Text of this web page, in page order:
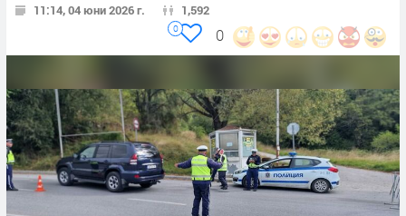
11:14, 04 юни 2026 г. 1,592
0
0